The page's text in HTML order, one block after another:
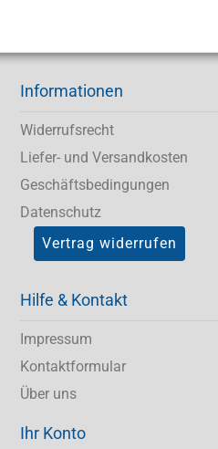
Informationen
Widerrufsrecht
Liefer- und Versandkosten
Geschäftsbedingungen
Datenschutz
Vertrag widerrufen
Hilfe & Kontakt
Impressum
Kontaktformular
Über uns
Ihr Konto